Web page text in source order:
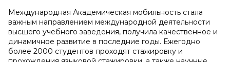
Международная Академическая мобильность стала
важным направлением международной деятельности
высшего учебного заведения, получила качественное и
динамичное развитие в последние годы. Ежегодно
более 2000 студентов проходят стажировку и